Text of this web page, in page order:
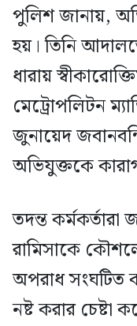
পুলিশ জানায়,
হয়। তিনি
ধারায়
মেট্রোপলিটন
জুনায়েদ
অভিযুক্তকে
তদন্ত
রামিসাকে
অপরাধ সংঘটিত
নষ্ট করার চেষ্টা